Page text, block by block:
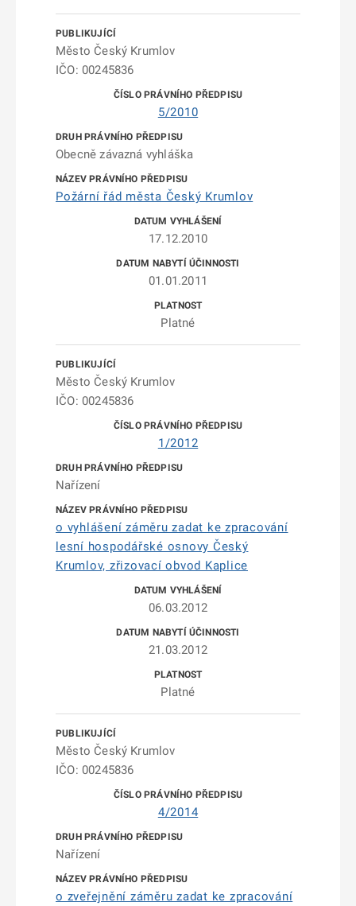
Město Český Krumlov
IČO: 00245836
5/2010
Obecně závazná vyhláška
Požární řád města Český Krumlov
17.12.2010
01.01.2011
Platné
Město Český Krumlov
IČO: 00245836
1/2012
Nařízení
o vyhlášení záměru zadat ke zpracování
lesní hospodářské osnovy Český
Krumlov, zřizovací obvod Kaplice
06.03.2012
21.03.2012
Platné
Město Český Krumlov
IČO: 00245836
4/2014
Nařízení
o zveřejnění záměru zadat ke zpracování